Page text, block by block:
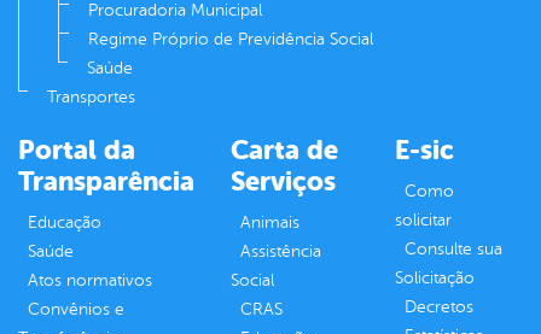
Procuradoria Municipal
Regime Próprio de Previdência Social
Saúde
Transportes
Portal da
Transparência
Educação
Saúde
Atos normativos
Convênios e
Carta de
Serviços
Animais
Assistência
Social
CRAS
E-sic
Como
solicitar
Consulte sua
Solicitação
Decretos